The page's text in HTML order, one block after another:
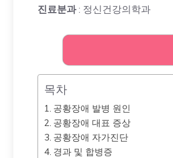
진료분과: 정신건강의학과
목차
공황장애 발병 원인
공황장애 대표 증상
공황장애 자가진단
경과 및 합병증